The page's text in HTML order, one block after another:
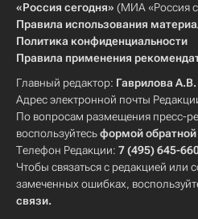
«Россия сегодня» (МИА «Россия
Правила использования
Политика конфиденциальности
Правила применения
Главный редактор: Гаврилова А.В.
Адрес электронной почты
По вопросам размещения пресс-
воспользуйтесьформой обратной
Телефон Редакции: 7 (495) 645-
Чтобы связаться с редакцией или
замеченных ошибках,
связи.